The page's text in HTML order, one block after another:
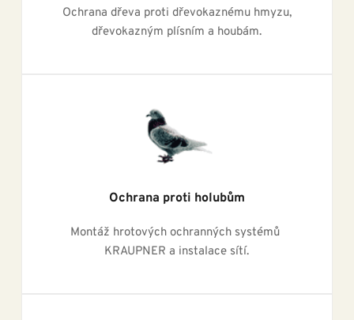
dřevokazným plísním a houbám.
Ochrana proti holubům
Montáž hrotových ochranných systémů
KRAUPNER a instalace sítí.